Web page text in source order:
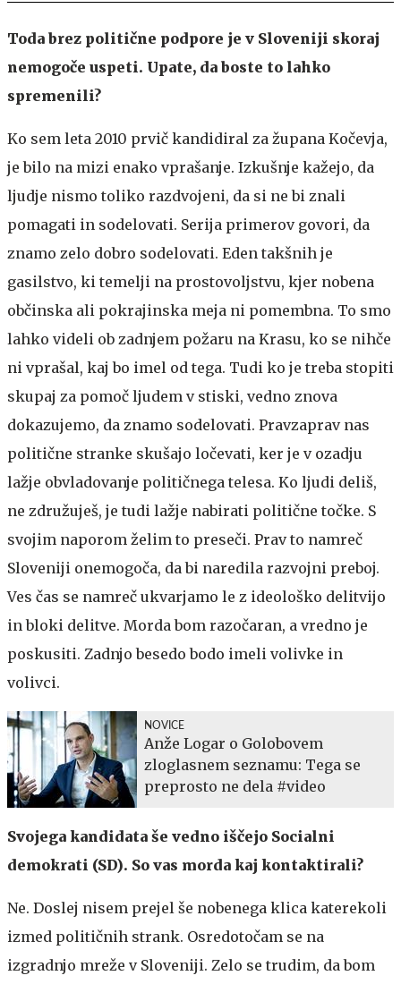
Toda brez politične podpore je v Sloveniji skoraj
nemogoče uspeti. Upate, da boste to lahko
spremenili?
Ko sem leta 2010 prvič kandidiral za župana Kočevja,
je bilo na mizi enako vprašanje. Izkušnje kažejo, da
ljudje nismo toliko razdvojeni, da si ne bi znali
pomagati in sodelovati. Serija primerov govori, da
znamo zelo dobro sodelovati. Eden takšnih je
gasilstvo, ki temelji na prostovoljstvu, kjer nobena
občinska ali pokrajinska meja ni pomembna. To smo
lahko videli ob zadnjem požaru na Krasu, ko se nihče
ni vprašal, kaj bo imel od tega. Tudi ko je treba stopiti
skupaj za pomoč ljudem v stiski, vedno znova
dokazujemo, da znamo sodelovati. Pravzaprav nas
politične stranke skušajo ločevati, ker je v ozadju
lažje obvladovanje političnega telesa. Ko ljudi deliš,
ne združuješ, je tudi lažje nabirati politične točke. S
svojim naporom želim to preseči. Prav to namreč
Sloveniji onemogoča, da bi naredila razvojni preboj.
Ves čas se namreč ukvarjamo le z ideološko delitvijo
in bloki delitve. Morda bom razočaran, a vredno je
poskusiti. Zadnjo besedo bodo imeli volivke in
volivci.
NOVICE
Anže Logar o Golobovem
zloglasnem seznamu: Tega se
preprosto ne dela #video
Svojega kandidata še vedno iščejo Socialni
demokrati (SD). So vas morda kaj kontaktirali?
Ne. Doslej nisem prejel še nobenega klica katerekoli
izmed političnih strank. Osredotočam se na
izgradnjo mreže v Sloveniji. Zelo se trudim, da bom